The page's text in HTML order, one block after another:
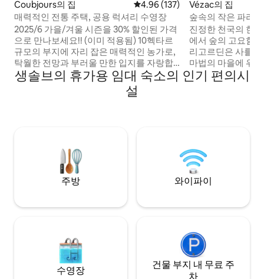
Coubjours의 집 평점 4.96점(5점 만점), 후기 137
4.96 (137)
매력적인 전통 주택, 공용 럭셔리 수영장
2025/6 가을/겨울 시즌을 30% 할인된 가격
으로 만나보세요!! (이미 적용됨) 10헥타르
규모의 부지에 자리 잡은 매력적인 농가로,
탁월한 전망과 부러울 만한 입지를 자랑합
니다.연중 어느 때나 즐길 수 있습니다. 봄에
는 난초를 찾고, 여름에는 (공용) 인피니티
풀에서 느긋하게 휴식을 취하고, 가을에는
단 몇 분 거리에 있으며, 도보로는 20분 거
리에 있습니다.
Vézac의 집
숲속의 작은 파라
진정한 천국의 한 조각 황금 삼각형
에서 숲의 고요함
리고르딘은 사를라트에서 15분 거리에 있는
마법의 마을에 위
고 이례적인 이 집
기간 동안 사랑스
잊지 마세요.
생솔브의 휴가용 임대 숙소의 인기 편의시
설
주방 와이파이
수영장
건물 부지 내 무료 주
차